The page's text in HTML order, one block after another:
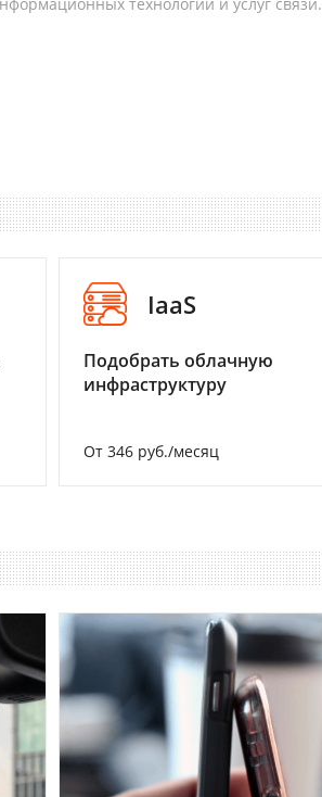
IaaS
Подобрать облачную
инфраструктуру
От 346 руб./месяц